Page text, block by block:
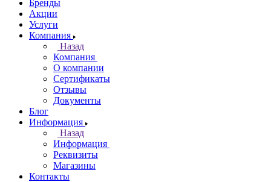
Бренды
Акции
Услуги
Компания
Назад
Компания
О компании
Сертификаты
Отзывы
Документы
Блог
Информация
Назад
Информация
Реквизиты
Магазины
Контакты